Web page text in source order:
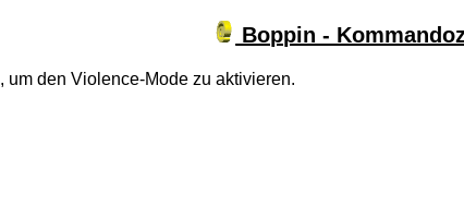
Boppin -
, um den Violence-Mode zu aktivieren.